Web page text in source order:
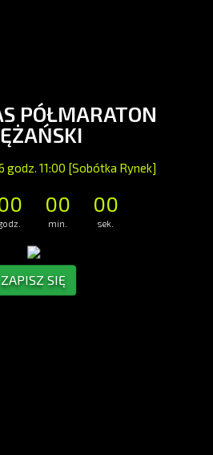
PÓŁMARATON
godz. 11:00 [Sobótka Rynek]
00
min.
00
sek.
ZAPISZ SIĘ